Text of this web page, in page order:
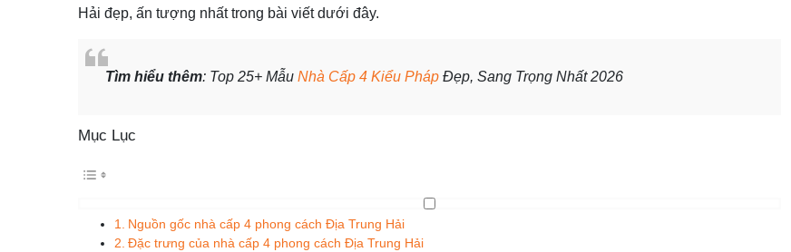
Hải đẹp, ấn tượng nhất trong bài viết dưới đây.
Tìm hiểu thêm: Top 25+ Mẫu Nhà Cấp 4 Kiểu Pháp Đẹp, Sang Trọng Nhất 2026
Mục Lục
Nguồn gốc nhà cấp 4 phong cách Địa Trung Hải
Đặc trưng của nhà cấp 4 phong cách Địa Trung Hải